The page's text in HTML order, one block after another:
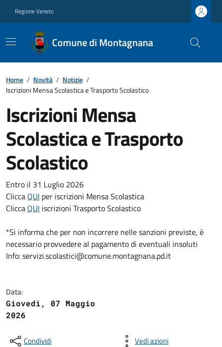
Regione Veneto
Comune di Montagnana
Home / Novità / Notizie /
Iscrizioni Mensa Scolastica e Trasporto Scolastico
Iscrizioni Mensa
Scolastica e Trasporto
Scolastico
Entro il 31 Luglio 2026
Clicca QUI per iscrizioni Mensa Scolastica
Clicca QUI iscrizioni Trasporto Scolastico
*Si informa che per non incorrere nelle sanzioni previste, è
necessario provvedere al pagamento di eventuali insoluti
Info: servizi.scolastici@comune.montagnana.pd.it
Data:
Giovedì, 07 Maggio
2026
Condividi Vedi azioni